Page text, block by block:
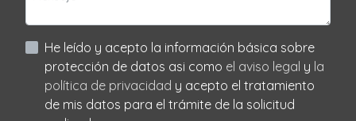
He leído y acepto la información básica sobre
protección de datos asi como el aviso legal y la
política de privacidad y acepto el tratamiento
de mis datos para el trámite de la solicitud